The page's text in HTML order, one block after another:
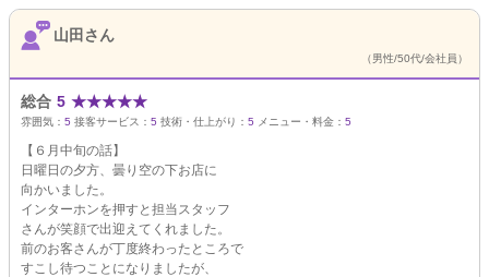
山田さん
（男性/50代/会社員）
総合 5 ★★★★★
雰囲気： 5 接客サービス： 5 技術・仕上がり： 5 メニュー・料金： 5
【６月中旬の話】
日曜日の夕方、曇り空の下お店に
向かいました。
インターホンを押すと担当スタッフ
さんが笑顔で出迎えてくれました。
前のお客さんが丁度終わったところで
すこし待つことになりましたが、